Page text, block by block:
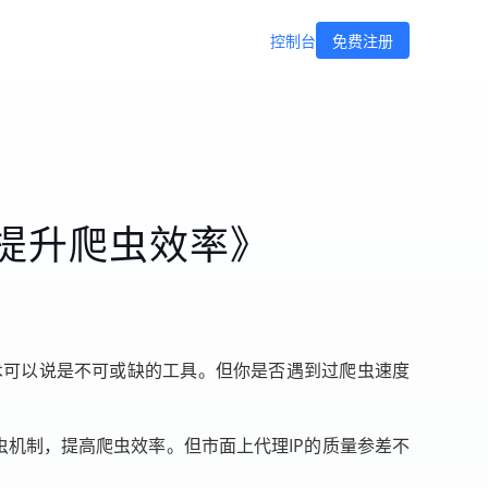
控制台 免费注册
爬虫效率》
以说是不可或缺的工具。但你是否遇到过爬虫速度
制，提高爬虫效率。但市面上代理IP的质量参差不